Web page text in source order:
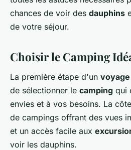
chances de voir des dauphins
de votre séjour.
Choisir le Camping
La première étape d'un
de sélectionner le camping qui
envies et à vos besoins. La
de campings offrant des vues
et un accès facile aux
voir les dauphins.